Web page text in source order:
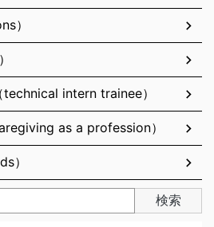
）
intern trainee）
as a profession）
）
検索